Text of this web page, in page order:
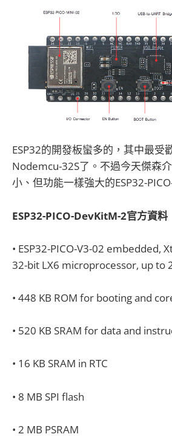
ESP32的開發板蠻多的，其中最受
Nodemcu-32S了。不過今天傑森
小、但功能一樣強大的ESP32-
ESP32-PICO-DevKitM-2官方資料
• ESP32-PICO-V3-02 embedded,
32-bit LX6 microprocessor, up to
• 448 KB ROM for booting and
• 520 KB SRAM for data and
• 16 KB SRAM in RTC
• 8 MB SPI flash
• 2 MB PSRAM